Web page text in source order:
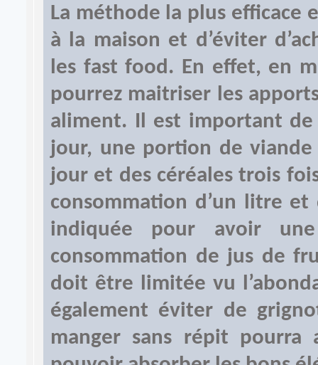
La méthode la plus efficace
à la maison et d’éviter
les fast food. En effet, en
pourrez maitriser les
aliment. Il est important
jour, une portion de
jour et des céréales trois
consommation d’un litre
indiquée pour avoir
consommation de jus de
doit être limitée vu
également éviter de
manger sans répit